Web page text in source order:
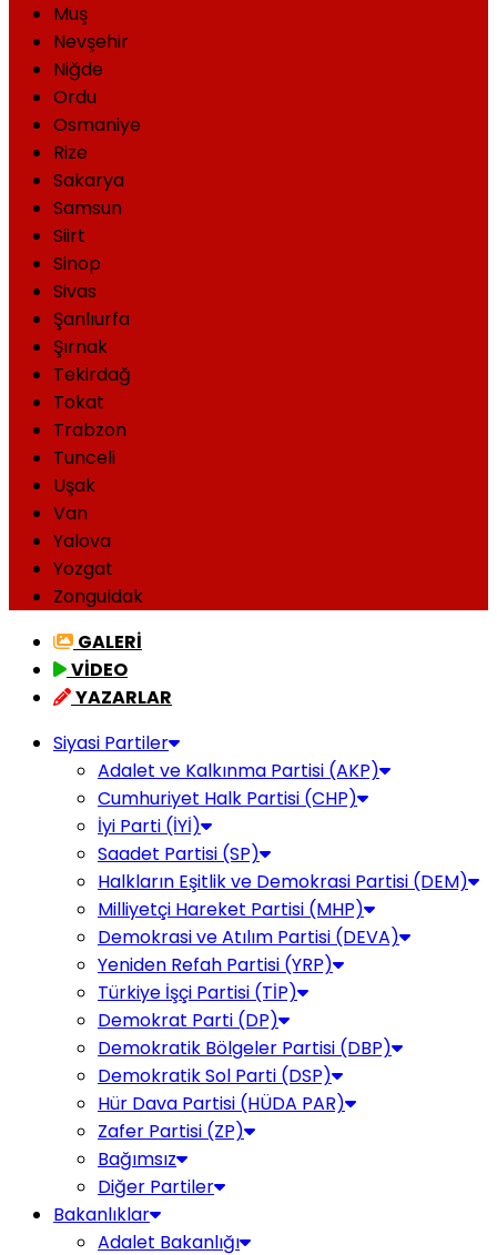
Muş
Nevşehir
Niğde
Ordu
Osmaniye
Rize
Sakarya
Samsun
Siirt
Sinop
Sivas
Şanlıurfa
Şırnak
Tekirdağ
Tokat
Trabzon
Tunceli
Uşak
Van
Yalova
Yozgat
Zonguldak
GALERİ
VİDEO
YAZARLAR
Siyasi Partiler
Adalet ve Kalkınma Partisi (AKP)
Cumhuriyet Halk Partisi (CHP)
İyi Parti (İYİ)
Saadet Partisi (SP)
Halkların Eşitlik ve Demokrasi Partisi (DEM)
Milliyetçi Hareket Partisi (MHP)
Demokrasi ve Atılım Partisi (DEVA)
Yeniden Refah Partisi (YRP)
Türkiye İşçi Partisi (TİP)
Demokrat Parti (DP)
Demokratik Bölgeler Partisi (DBP)
Demokratik Sol Parti (DSP)
Hür Dava Partisi (HÜDA PAR)
Zafer Partisi (ZP)
Bağımsız
Diğer Partiler
Bakanlıklar
Adalet Bakanlığı